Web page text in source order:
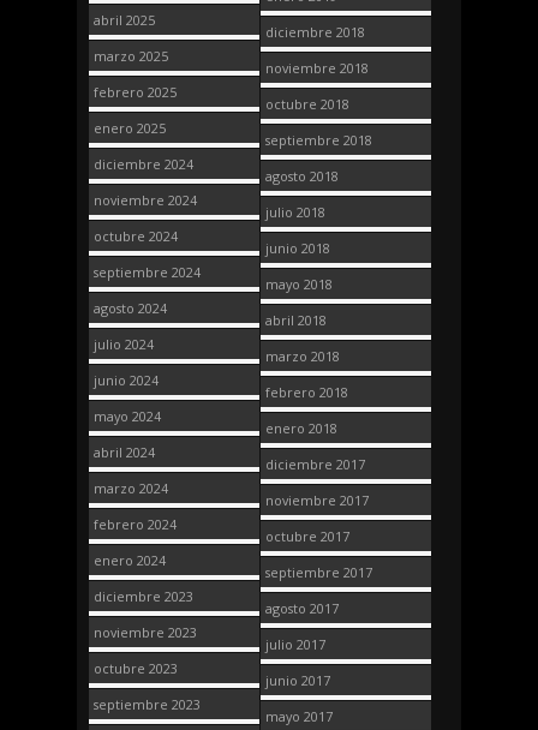
abril 2025
marzo 2025
febrero 2025
enero 2025
diciembre 2024
noviembre 2024
octubre 2024
septiembre 2024
agosto 2024
julio 2024
junio 2024
mayo 2024
abril 2024
marzo 2024
febrero 2024
enero 2024
diciembre 2023
noviembre 2023
octubre 2023
septiembre 2023
diciembre 2018
noviembre 2018
octubre 2018
septiembre 2018
agosto 2018
julio 2018
junio 2018
mayo 2018
abril 2018
marzo 2018
febrero 2018
enero 2018
diciembre 2017
noviembre 2017
octubre 2017
septiembre 2017
agosto 2017
julio 2017
junio 2017
mayo 2017